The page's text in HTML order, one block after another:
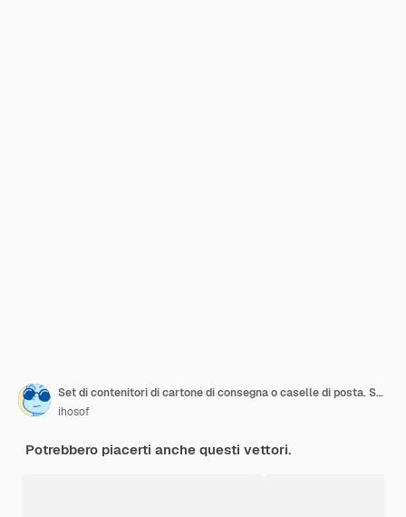
Set di contenitori di cartone di consegna o caselle di posta. Scatola con segni fragili. Scatola di cartone
ihosof
Potrebbero piacerti anche questi vettori.